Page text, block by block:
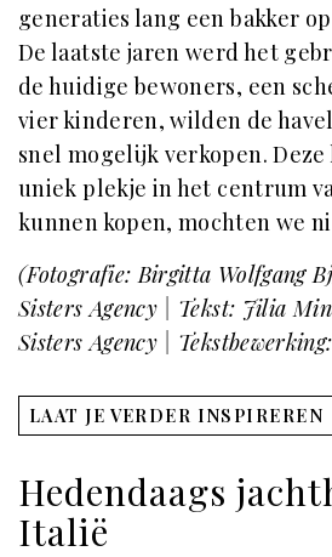
generaties lang een bakker
De laatste jaren werd het
de huidige bewoners, een
vier kinderen, wilden de
snel mogelijk verkopen. Deze
uniek plekje in het centrum
kunnen kopen, mochten we
(Fotografie: Birgitta Wolfgang
Sisters Agency | Tekst: Jilia
Sisters Agency |
LAAT JE VERDER INSPIREREN
Hedendaags
Italië